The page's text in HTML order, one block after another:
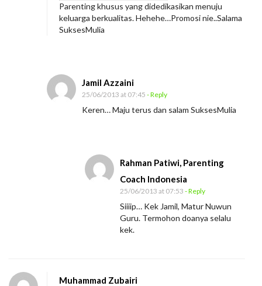
Parenting khusus yang didedikasikan menuju
keluarga berkualitas. Hehehe…Promosi nie..Salama
SuksesMulia
Jamil Azzaini
25/06/2013 at 07:45 - Reply
Keren… Maju terus dan salam SuksesMulia
Rahman Patiwi, Parenting
Coach Indonesia
25/06/2013 at 07:53 - Reply
Siiiip… Kek Jamil, Matur Nuwun
Guru. Termohon doanya selalu
kek.
Muhammad Zubairi